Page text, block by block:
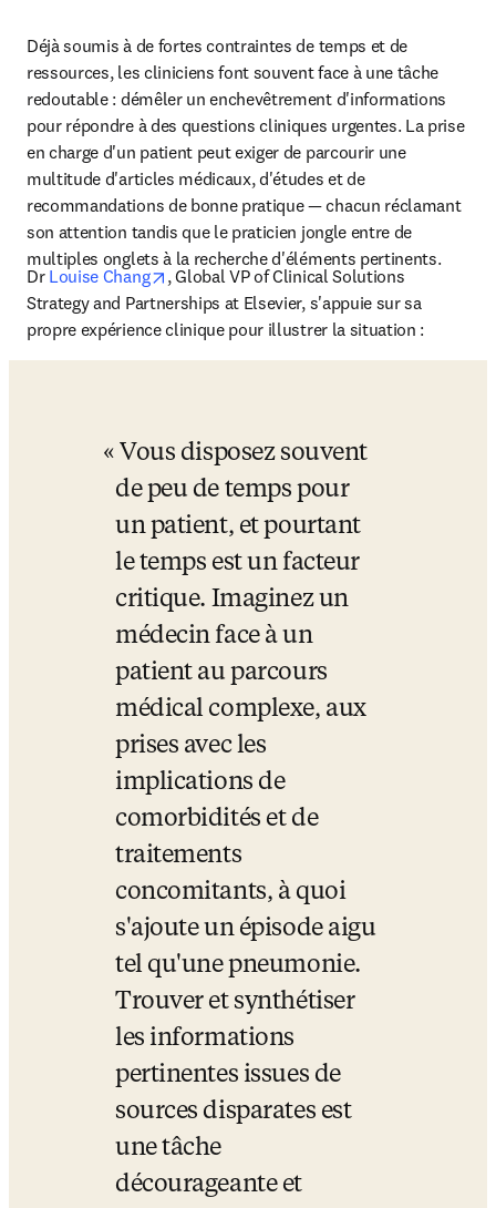
Déjà soumis à de fortes contraintes de temps et de
ressources, les cliniciens font souvent face à une tâche
redoutable : démêler un enchevêtrement d'informations
pour répondre à des questions cliniques urgentes. La prise
en charge d'un patient peut exiger de parcourir une
multitude d'articles médicaux, d'études et de
recommandations de bonne pratique — chacun réclamant
son attention tandis que le praticien jongle entre de
multiples onglets à la recherche d'éléments pertinents.
Dr Louise Chang opens in new tab/window
, Global VP of Clinical Solutions
Strategy and Partnerships at Elsevier, s'appuie sur sa
propre expérience clinique pour illustrer la situation :
Vous disposez souvent
de peu de temps pour
un patient, et pourtant
le temps est un facteur
critique. Imaginez un
médecin face à un
patient au parcours
médical complexe, aux
prises avec les
implications de
comorbidités et de
traitements
concomitants, à quoi
s'ajoute un épisode aigu
tel qu'une pneumonie.
Trouver et synthétiser
les informations
pertinentes issues de
sources disparates est
une tâche
décourageante et